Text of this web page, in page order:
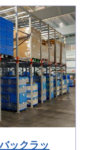
ックラッ